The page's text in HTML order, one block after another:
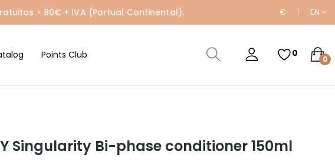
> 80€ + IVA (Portual Continental). € EN
Points Club 0
0
Singularity Bi-phase conditioner 150ml